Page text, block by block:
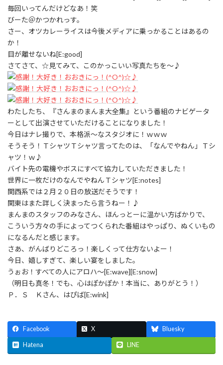
毎回いってんだけどなあ！笑
びーた＠かつかれっす。
さー、オツカレーライスは今後メディアに乗っかることはあるの
か！
目が離せないね[E:good]
さてさて、☆見てみて、このかっこいい写真たちを～♪
わたしたち、『さんまのまんま大全集』という番組のナビゲータ
ーとして出演させていただけることになりました！
今日はナレ撮りで、本格派～なスタジオに！ｗｗｗ
そうそう！ＴシャツＴシャツ言ってたのは、「なんでやねん」Ｔシ
ャツ！ｗ♪
バイト先の電機やボスにすべて協力していただきました！
世界に一枚だけのなんでやねんＴシャツ[E:notes]
関西系では２月２０日の放送だそうです！
関東はまた詳しく決まったら言うねー！♪
まんまのスタッフのみなさん、ほんっとーに温かい方ばかりで、
こういう方々の手によってつくられた番組はやっぱり、ぬくいもの
になるんだと感じます。
さあ、がんばりどころっ！楽しくって仕方ないよー！
今日、嬉しすぎて、楽しい宴をしました。
うぉお！すべての人にアロハ～[E:wave][E:snow]
（明日も真冬！でも、心はぽかぽか！本当に、ありがとう！）
Ｐ．Ｓ Ｋさん、はぴば[E:wink]
Facebook X Bluesky
Hatena LINE